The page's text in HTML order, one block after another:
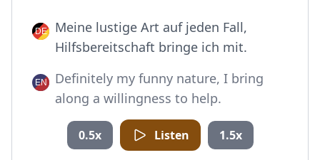
Meine lustige Art auf jeden Fall,
Hilfsbereitschaft bringe ich mit.
Definitely my funny nature, I bring
along a willingness to help.
0.5x Listen 1.5x